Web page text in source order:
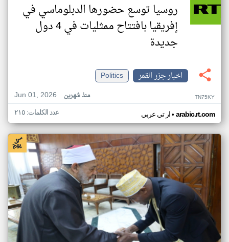
روسيا توسع حضورها الدبلوماسي في
إفريقيا بافتتاح ممثليات في 4 دول
جديدة
اخبار جزر القمر
Politics
Jun 01, 2026
منذ شهرين TN75KY
ار تي عربي• arabic.rt.com عدد الكلمات: ٢١٥